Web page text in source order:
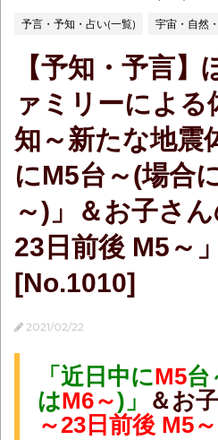
予言・予知・占い(一覧) 宇宙・自然
【予知・予言
ァミリーによる
知～新たな地震
にM5台～(場合
～)」＆お子さ
23日前後 M5～
[No.1010]
2021/02/22
「近日中にM5台
はM6～)」 ＆お
～23日前後 M5～